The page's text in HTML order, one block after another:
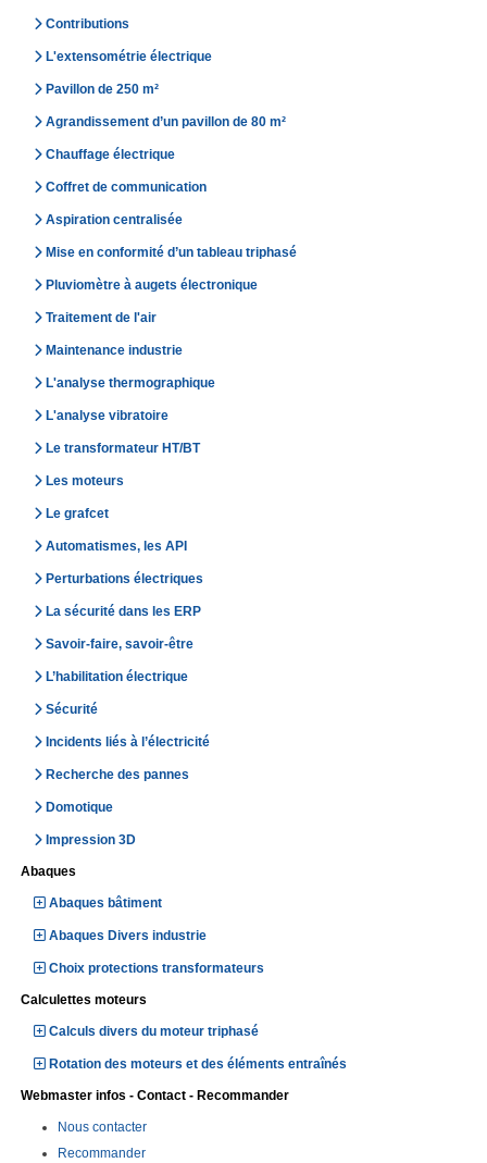
Contributions
L'extensométrie électrique
Pavillon de 250 m²
Agrandissement d’un pavillon de 80 m²
Chauffage électrique
Coffret de communication
Aspiration centralisée
Mise en conformité d’un tableau triphasé
Pluviomètre à augets électronique
Traitement de l'air
Maintenance industrie
L'analyse thermographique
L'analyse vibratoire
Le transformateur HT/BT
Les moteurs
Le grafcet
Automatismes, les API
Perturbations électriques
La sécurité dans les ERP
Savoir-faire, savoir-être
L’habilitation électrique
Sécurité
Incidents liés à l’électricité
Recherche des pannes
Domotique
Impression 3D
Abaques
Abaques bâtiment
Abaques Divers industrie
Choix protections transformateurs
Calculettes moteurs
Calculs divers du moteur triphasé
Rotation des moteurs et des éléments entraînés
Webmaster infos - Contact - Recommander
Nous contacter
Recommander